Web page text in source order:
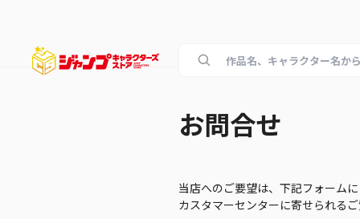
お問合せ
当店へのご要望は、下記フォーム
カスタマーセンターに寄せられる